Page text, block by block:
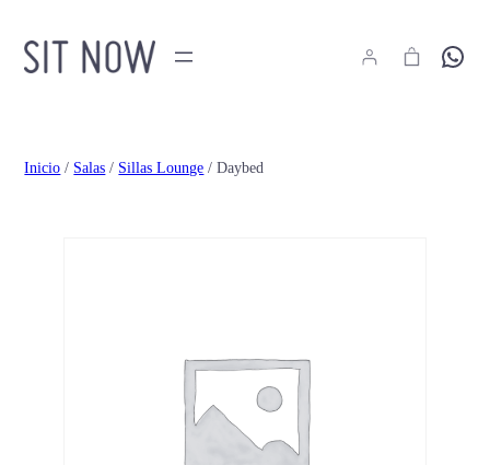
Hola
Inicio / Salas / Sillas Lounge / Daybed